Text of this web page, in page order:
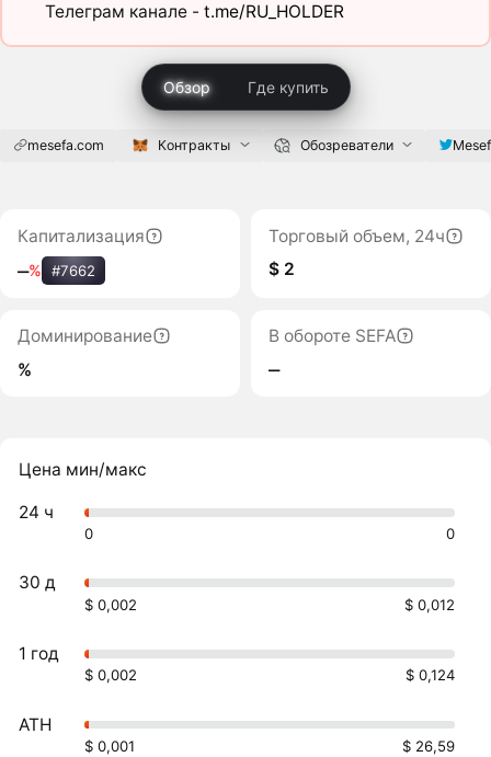
Телеграм канале - t.me/RU_HOLDER
Обзор Где купить
mesefa.com Контракты Обозреватели
Капитализация
‒% #7662
Торговый объем, 24ч
$ 2
Доминирование
%
В обороте SEFA
‒
Цена мин/макс
24 ч
0 0
30 д
$ 0,002 $ 0,012
1 год
$ 0,002 $ 0,124
ATH
$ 0,001
$ 26,59